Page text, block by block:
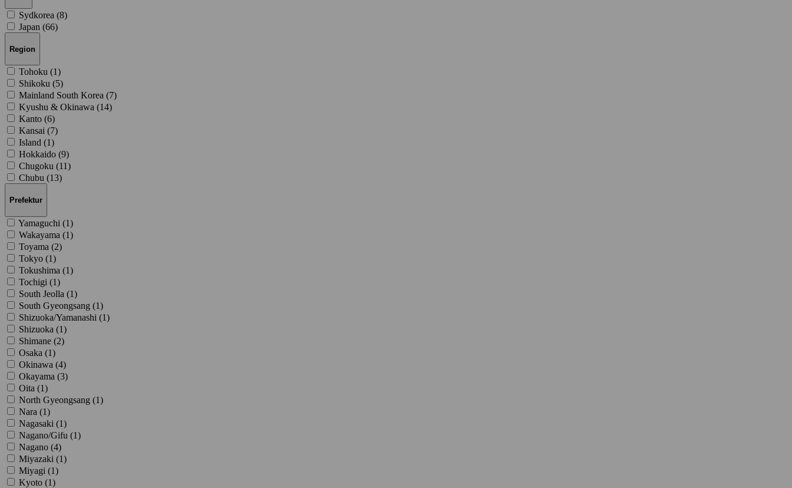
Sydkorea (8)
Japan (66)
Region
Tohoku (1)
Shikoku (5)
Mainland South Korea (7)
Kyushu & Okinawa (14)
Kanto (6)
Kansai (7)
Island (1)
Hokkaido (9)
Chugoku (11)
Chubu (13)
Prefektur
Yamaguchi (1)
Wakayama (1)
Toyama (2)
Tokyo (1)
Tokushima (1)
Tochigi (1)
South Jeolla (1)
South Gyeongsang (1)
Shizuoka/Yamanashi (1)
Shizuoka (1)
Shimane (2)
Osaka (1)
Okinawa (4)
Okayama (3)
Oita (1)
North Gyeongsang (1)
Nara (1)
Nagasaki (1)
Nagano/Gifu (1)
Nagano (4)
Miyazaki (1)
Miyagi (1)
Kyoto (1)